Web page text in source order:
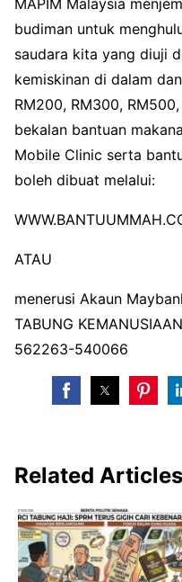
budiman untuk
saudara kita yang diuji
kemiskinan di dalam
RM200, RM300,
bekalan bantuan
Mobile Clinic serta
boleh dibuat melalui:
ATAU
menerusi Akaun
TABUNG
562263-540066
Related Articles